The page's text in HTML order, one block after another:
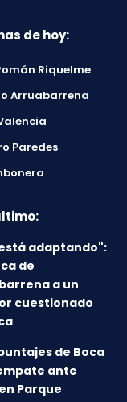
de hoy:
Riquelme
Arruabarrena
Paredes
adaptando":
de
a un
cuestionado
de Boca
ante
Parque